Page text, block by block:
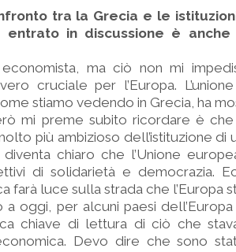
tra la Grecia e le
in discussione è anche
ma ciò non mi
cruciale per l’Europa.
stiamo vedendo in Grecia, ha
mi preme subito ricordare è
più ambizioso dell’istituzione
chiaro che l’Unione
di solidarietà e democrazia.
farà luce sulla strada che l’Europa
a oggi, per alcuni paesi
chiave di lettura di ciò che
Devo dire che sono